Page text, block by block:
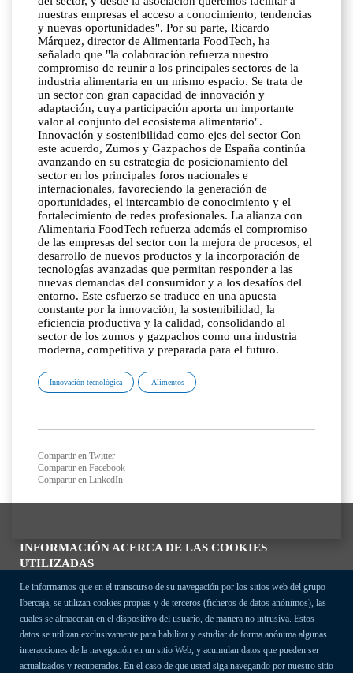
INFORMACIÓN ACERCA DE LAS COOKIES
UTILIZADAS
Le informamos que en el transcurso de su navegación por los sitios web del grupo
Ibercaja, se utilizan cookies propias y de terceros (ficheros de datos anónimos), las
cuales se almacenan en el dispositivo del usuario, de manera no intrusiva. Estos
datos se utilizan exclusivamente para habilitar y estudiar de forma anónima algunas
interacciones de la navegación en un sitio Web, y acumulan datos que pueden ser
actualizados y recuperados. En el caso de que usted siga navegando por nuestro sitio
nuestras empresas el acceso a conocimiento, tendencias
y nuevas oportunidades". Por su parte, Ricardo
Márquez, director de Alimentaria FoodTech, ha
señalado que "la colaboración refuerza nuestro
compromiso de reunir a los principales sectores de la
industria alimentaria en un mismo espacio. Se trata de
un sector con gran capacidad de innovación y
adaptación, cuya participación aporta un importante
valor al conjunto del ecosistema alimentario".
Innovación y sostenibilidad como ejes del sector Con
este acuerdo, Zumos y Gazpachos de España continúa
avanzando en su estrategia de posicionamiento del
sector en los principales foros nacionales e
internacionales, favoreciendo la generación de
oportunidades, el intercambio de conocimiento y el
fortalecimiento de redes profesionales. La alianza con
Alimentaria FoodTech refuerza además el compromiso
de las empresas del sector con la mejora de procesos, el
desarrollo de nuevos productos y la incorporación de
tecnologías avanzadas que permitan responder a las
nuevas demandas del consumidor y a los desafíos del
entorno. Este esfuerzo se traduce en una apuesta
constante por la innovación, la sostenibilidad, la
eficiencia productiva y la calidad, consolidando al
sector de los zumos y gazpachos como una industria
moderna, competitiva y preparada para el futuro.
Innovación tecnológica Alimentos
Compartir en Twitter
Compartir en Facebook
Compartir en LinkedIn